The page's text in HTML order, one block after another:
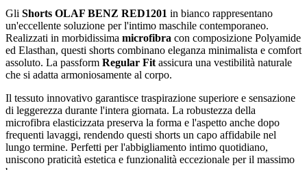
Gli Shorts OLAF BENZ RED1201 in bianco rappresentano
un'eccellente soluzione per l'intimo maschile contemporaneo.
Realizzati in morbidissima microfibra con composizione Polyamide
ed Elasthan, questi shorts combinano eleganza minimalista e comfort
assoluto. La passform Regular Fit assicura una vestibilità naturale
che si adatta armoniosamente al corpo.
Il tessuto innovativo garantisce traspirazione superiore e sensazione
di leggerezza durante l'intera giornata. La robustezza della
microfibra elasticizzata preserva la forma e l'aspetto anche dopo
frequenti lavaggi, rendendo questi shorts un capo affidabile nel
lungo termine. Perfetti per l'abbigliamento intimo quotidiano,
uniscono praticità estetica e funzionalità eccezionale per il massimo